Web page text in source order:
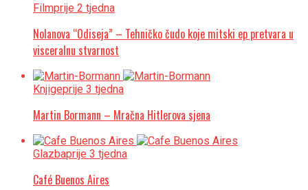
Filmprije 2 tjedna
Nolanova “Odiseja” – Tehničko čudo koje mitski ep pretvara u
visceralnu stvarnost
Knjigeprije 3 tjedna
Martin Bormann – Mračna Hitlerova sjena
Glazbaprije 3 tjedna
Café Buenos Aires